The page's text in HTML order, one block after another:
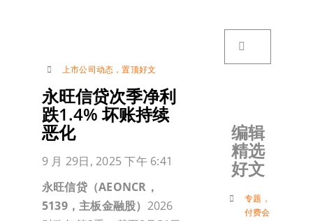
上市公司动态 ，置顶好文
永旺信贷次季净利
跌1.4% 坏账持续
恶化
9 月 29日, 2025 下午 6:41
永旺信贷（AEONCR ，
5139，主板金融股） 2026
编辑
精选
好文
专题 ，
付费会